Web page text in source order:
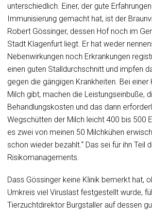
unterschiedlich. Einer, der gute
Immunisierung gemacht hat, ist der
Robert Gössinger, dessen Hof noch im
Stadt Klagenfurt liegt. Er hat weder
Nebenwirkungen noch Erkrankungen
einen guten Stalldurchschnitt und impfen
gegen die gängigen Krankheiten. Bei einer
Milch gibt, machen die Leistungseinbuße,
Behandlungskosten und das dann
Wegschütten der Milch leicht 400 bis 500
es zwei von meinen 50 Milchkühen
schon wieder bezahlt.“ Das sei für ihn Teil
Risikomanagements.
Dass Gössinger keine Klinik bemerkt hat,
Umkreis viel Viruslast festgestellt wurde,
Tierzuchtdirektor Burgstaller auf dessen